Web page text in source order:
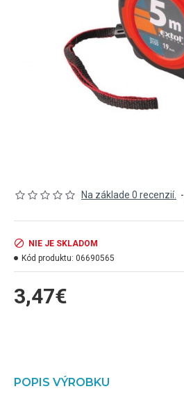
Na základe 0 recenzií. -
3,47€
NIE JE SKLADOM
Kód produktu: 06690565
POPIS VÝROBKU